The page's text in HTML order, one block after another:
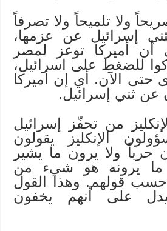
ولا تلميحاً ولا تصرفاً
إسرائيل عن عزمها،
أميركا توعز لمصر
للضغط على اسرائيل،
الآن. أي إن أميركا
عن ثني إسرائيل.
من تحفّز إسرائيل
الإنكليز يقولون
حرباً ولا يرون ما يشير
يرونه هو شيء من
حسب قولهم. وهذا القول
يدل على أنهم يخفون